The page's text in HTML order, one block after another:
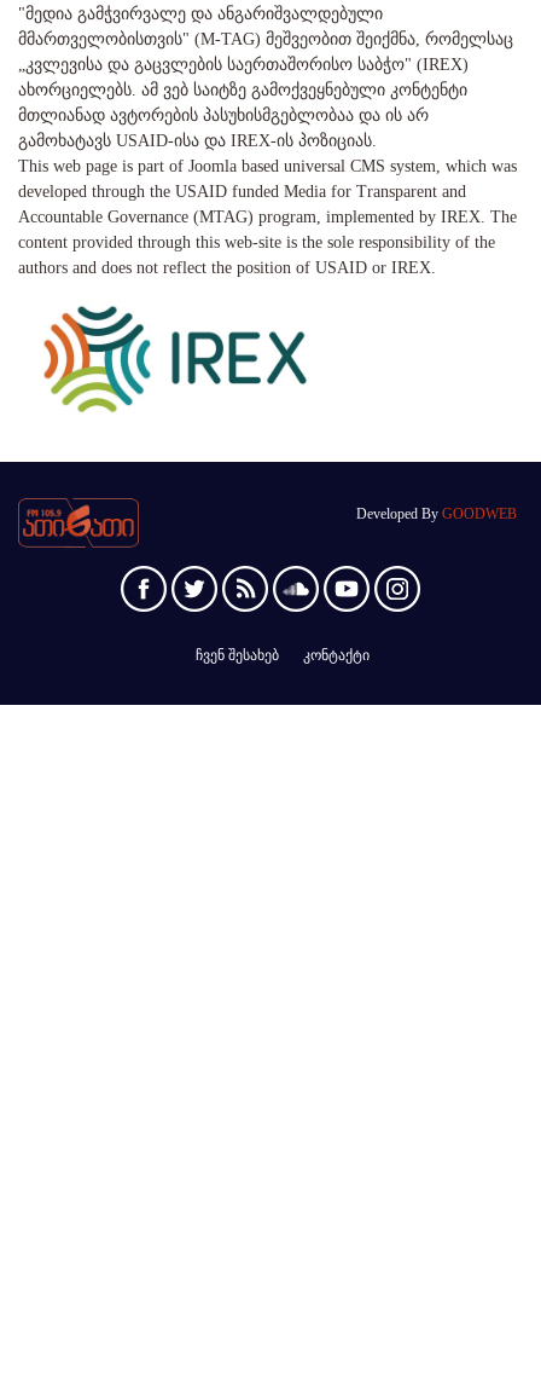
"მედია გამჭვირვალე და ანგარიშვალდებული
მმართველობისთვის" (M-TAG) მეშვეობით შეიქმნა, რომელსაც
„კვლევისა და გაცვლების საერთაშორისო საბჭო" (IREX)
ახორციელებს. ამ ვებ საიტზე გამოქვეყნებული კონტენტი
მთლიანად ავტორების პასუხისმგებლობაა და ის არ
გამოხატავს USAID-ისა და IREX-ის პოზიციას.
This web page is part of Joomla based universal CMS system, which was
developed through the USAID funded Media for Transparent and
Accountable Governance (MTAG) program, implemented by IREX. The
content provided through this web-site is the sole responsibility of the
authors and does not reflect the position of USAID or IREX.
Developed By GOODWEB
ჩვენ შესახებ კონტაქტი